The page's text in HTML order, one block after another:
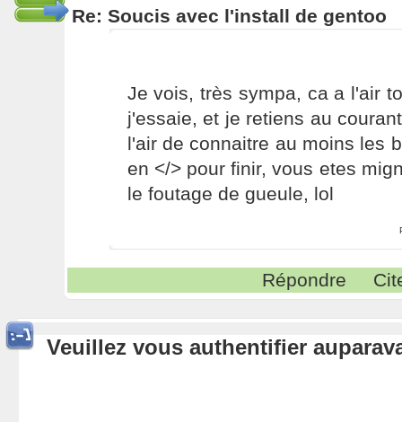
Re: Soucis avec l'install de gentoo
Je vois, très sympa, ca a l'air
j'essaie, et je retiens au
l'air de connaitre au moins les
en </> pour finir, vous etes
le foutage de gueule, lol
Répondre
Veuillez vous authentifier